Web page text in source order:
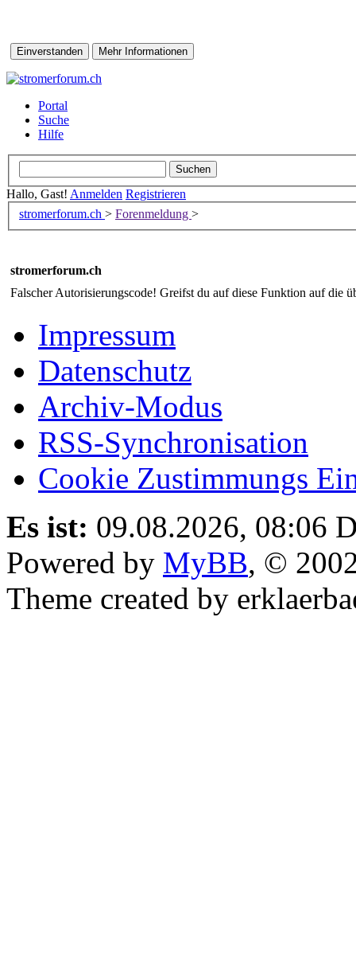
Portal
Suche
Hilfe
Hallo, Gast! Anmelden Registrieren
stromerforum.ch > Forenmeldung >
stromerforum.ch
Falscher Autorisierungscode! Greifst du auf diese Funktion auf die
Impressum
Datenschutz
Archiv-Modus
RSS-Synchronisation
Cookie Zustimmungs
Es ist: 09.08.2026, 08:06
Powered by MyBB, ©
Theme created by